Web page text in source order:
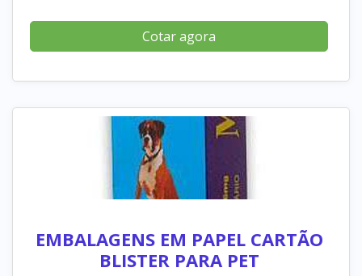
Cotar agora
EMBALAGENS EM PAPEL CARTÃO
BLISTER PARA PET